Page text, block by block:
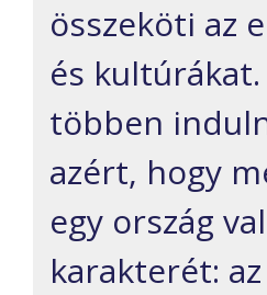
összeköti az
és kultúrákat.
többen
azért, hogy
egy ország
karakterét: